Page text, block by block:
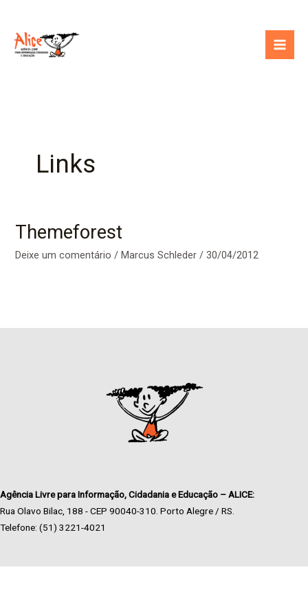
conteúdo
Links
Themeforest
Deixe um comentário /Marcus Schleder/30/04/2012
Agência Livre para Informação, Cidadania e Educação – ALICE:
Rua Olavo Bilac, 188 - CEP 90040-310. Porto Alegre / RS.
Telefone: (51) 3221-4021